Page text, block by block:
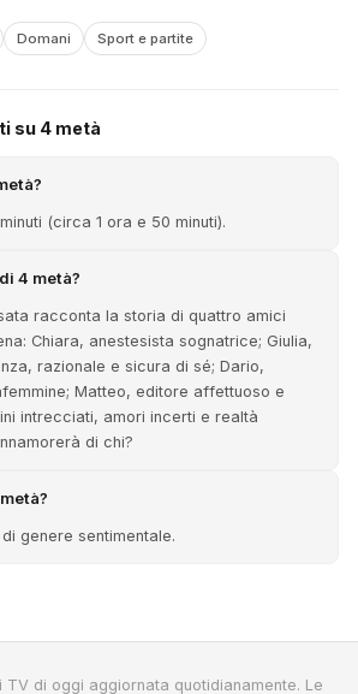
Domani Sport e partite
su 4 metà
(circa 1 ora e 50 minuti).
4 metà?
racconta la storia di quattro amici
Chiara, anestesista sognatrice; Giulia,
razionale e sicura di sé; Dario,
Matteo, editore affettuoso e
intrecciati, amori incerti e realtà
di chi?
genere sentimentale.
TV di oggi aggiornata quotidianamente. Le